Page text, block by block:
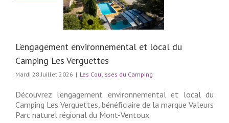
L’engagement environnemental et local du
Camping Les Verguettes
Mardi 28 Juillet 2026 | Les Coulisses du Camping
Découvrez l’engagement environnemental et local du
Camping Les Verguettes, bénéficiaire de la marque Valeurs
Parc naturel régional du Mont-Ventoux.